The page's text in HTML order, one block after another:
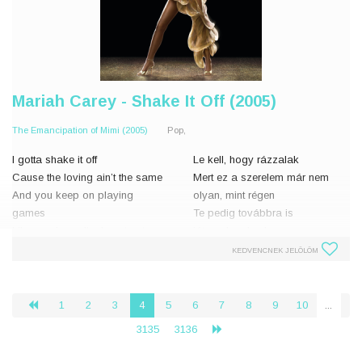
Mariah Carey - Shake It Off (2005)
The Emancipation of Mimi (2005) Pop,
I gotta shake it off
Cause the loving ain’t the same
And you keep on playing
games
I really gotta get
Le kell, hogy rázzalak
Mert ez a szerelem már nem
olyan, mint régen
Te pedig továbbra is
Azt hiszed, úgyis itt maradok
KEDVENCNEK JELÖLÖM
‹ 1 2 3 4 5 6 7 8 9 10
...
3135
3136